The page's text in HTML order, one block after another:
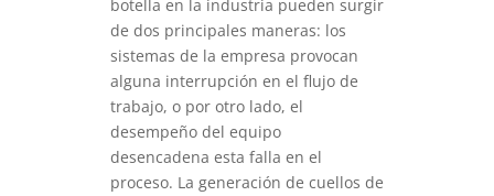
botella en la industria pueden surgir
de dos principales maneras: los
sistemas de la empresa provocan
alguna interrupción en el flujo de
trabajo, o por otro lado, el
desempeño del equipo
desencadena esta falla en el
proceso. La generación de cuellos de